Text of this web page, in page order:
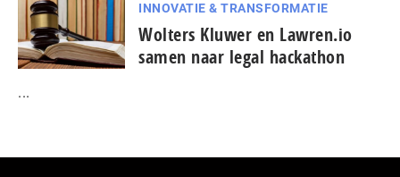
INNOVATIE & TRANSFORMATIE
Wolters Kluwer en Lawren.io
samen naar legal hackathon
...